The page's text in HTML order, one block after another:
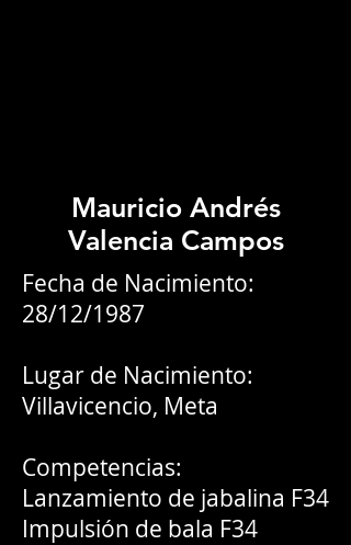
Mauricio Andrés
Valencia Campos
Fecha de Nacimiento:
28/12/1987
Lugar de Nacimiento:
Villavicencio, Meta
Competencias:
Lanzamiento de jabalina F34
Impulsión de bala F34